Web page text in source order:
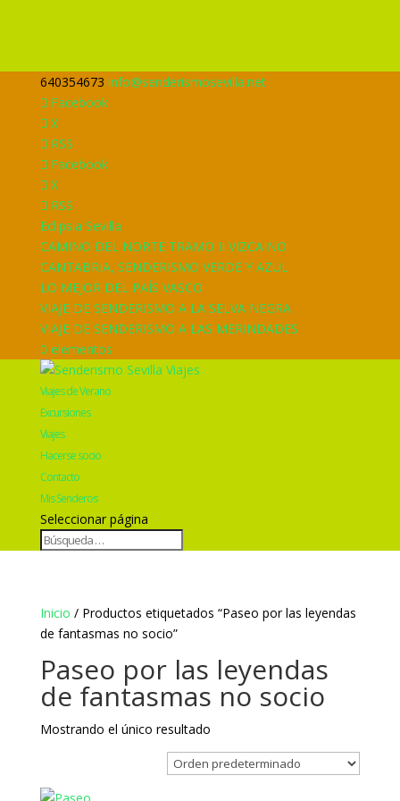
640354673 info@senderismosevilla.net
Facebook
X
RSS
Facebook
X
RSS
Eclipsia Sevilla
CAMINO DEL NORTE TRAMO II VIZCAINO
CANTABRIA, SENDERISMO VERDE Y AZUL
LO MEJOR DEL PAÍS VASCO
VIAJE DE SENDERISMO A LA SELVA NEGRA
VIAJE DE SENDERISMO A LAS MERINDADES
0 elementos
Viajes de Verano
Excursiones
Viajes
Hacerse socio
Contacto
Mis Senderos
Seleccionar página
Inicio / Productos etiquetados “Paseo por las leyendas
de fantasmas no socio”
Paseo por las leyendas
de fantasmas no socio
Mostrando el único resultado